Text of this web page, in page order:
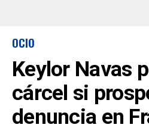
OCIO
Keylor Navas
cárcel si
denuncia en